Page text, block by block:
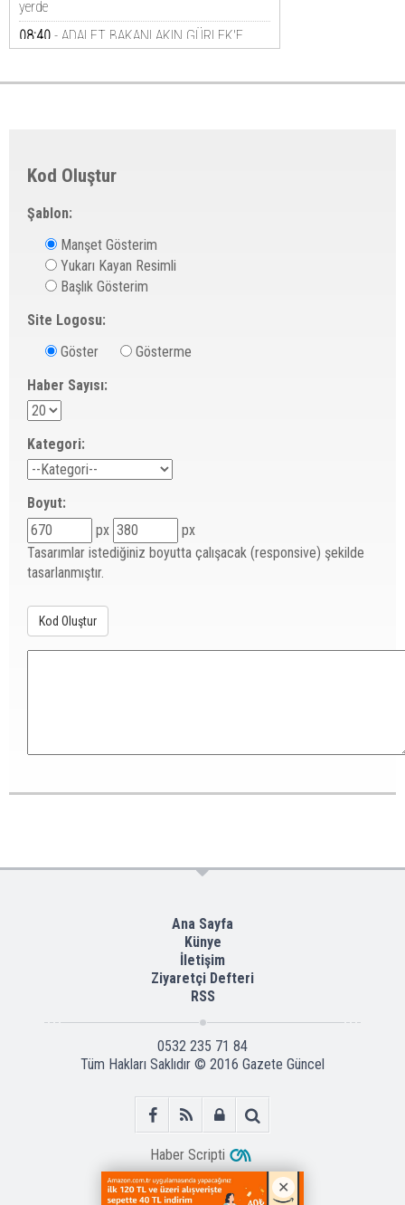
Kod Oluştur
Şablon:
Manşet Gösterim
Yukarı Kayan Resimli
Başlık Gösterim
Site Logosu:
Göster
Gösterme
Haber Sayısı:
Kategori:
Boyut:
px
px
Tasarımlar istediğiniz boyutta çalışacak (responsive) şekilde
tasarlanmıştır.
Kod Oluştur
Ana Sayfa
Künye
İletişim
Ziyaretçi Defteri
RSS
0532 235 71 84
Tüm Hakları Saklıdır © 2016 Gazete Güncel
Haber Scripti